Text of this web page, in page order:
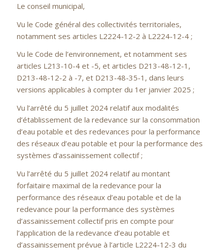
Le conseil municipal,
Vu le Code général des collectivités territoriales,
notamment ses articles L2224-12-2 à L2224-12-4 ;
Vu le Code de l’environnement, et notamment ses
articles L213-10-4 et -5, et articles D213-48-12-1,
D213-48-12-2 à -7, et D213-48-35-1, dans leurs
versions applicables à compter du 1er janvier 2025 ;
Vu l’arrêté du 5 juillet 2024 relatif aux modalités
d’établissement de la redevance sur la consommation
d’eau potable et des redevances pour la performance
des réseaux d’eau potable et pour la performance des
systèmes d’assainissement collectif ;
Vu l’arrêté du 5 juillet 2024 relatif au montant
forfaitaire maximal de la redevance pour la
performance des réseaux d’eau potable et de la
redevance pour la performance des systèmes
d’assainissement collectif pris en compte pour
l’application de la redevance d’eau potable et
d’assainissement prévue à l’article L2224-12-3 du